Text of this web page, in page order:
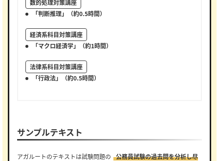
数的処理対策講座
「判断推理」（約0.5時間）
経済系科目対策講座
「マクロ経済学」（約1時間）
法律系科目対策講座
「行政法」（約0.5時間）
サンプルテキスト
アガルートのテキストは試験問題の
公務員試験の過去問を分析し尽